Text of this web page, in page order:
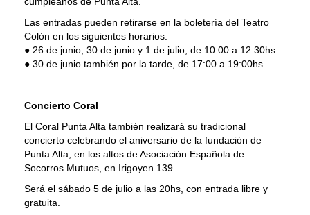
Las entradas pueden retirarse en la boletería del Teatro
Colón en los siguientes horarios:
● 26 de junio, 30 de junio y 1 de julio, de 10:00 a 12:30hs.
● 30 de junio también por la tarde, de 17:00 a 19:00hs.
Concierto Coral
El Coral Punta Alta también realizará su tradicional
concierto celebrando el aniversario de la fundación de
Punta Alta, en los altos de Asociación Española de
Socorros Mutuos, en Irigoyen 139.
Será el sábado 5 de julio a las 20hs, con entrada libre y
gratuita.